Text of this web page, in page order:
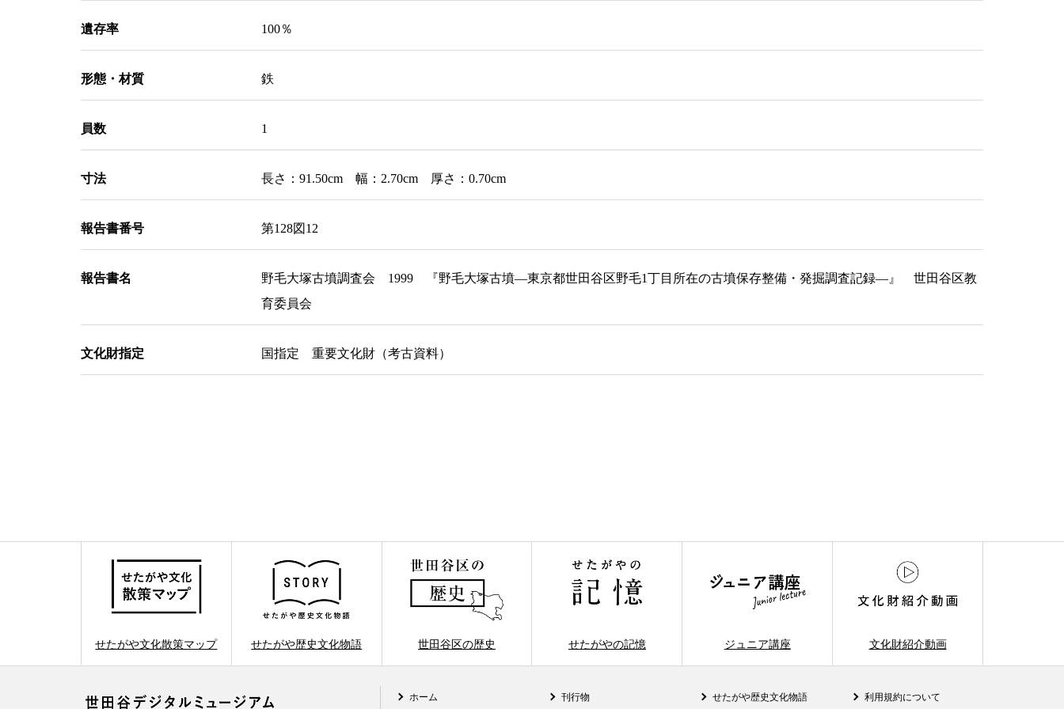
遺存率 100％
形態・材質 鉄
員数 1
寸法 長さ：91.50cm 幅：2.70cm 厚さ：0.70cm
報告書番号 第128図12
報告書名
野毛大塚古墳調査会 1999 『野毛大塚古墳―東京都世田谷区野毛1丁目所在の古墳保存整備・発掘調査記録―』 世田谷区教
育委員会
文化財指定 国指定 重要文化財（考古資料）
せたがや文化散策マップ せたがや歴史文化物語 世田谷区の歴史 せたがやの記憶 ジュニア講座 文化財紹介動画
ホーム 刊行物 せたがや歴史文化物語 利用規約について